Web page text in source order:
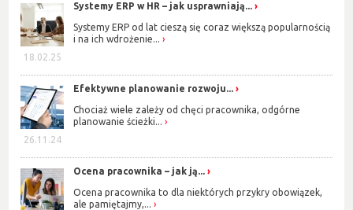
18.02.25
Systemy ERP w HR – jak usprawniają...
Systemy ERP od lat cieszą się coraz większą popularnością
i na ich wdrożenie...
26.11.24
Efektywne planowanie rozwoju...
Chociaż wiele zależy od chęci pracownika, odgórne
planowanie ścieżki...
Ocena pracownika – jak ją...
Ocena pracownika to dla niektórych przykry obowiązek,
ale pamiętajmy,...